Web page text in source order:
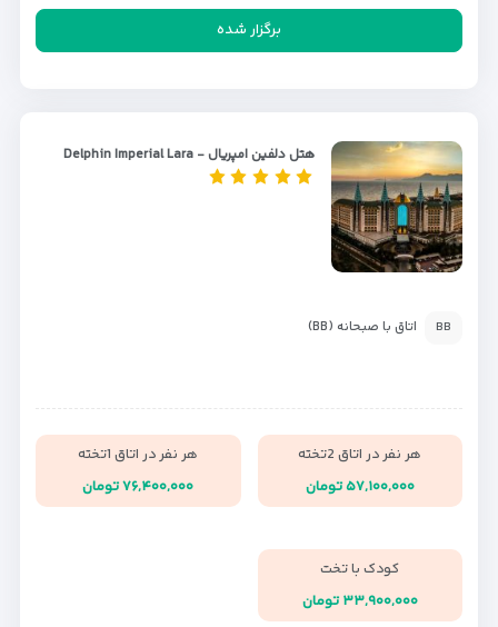
برگزار شده
هتل دلفین امپریال - Delphin Imperial Lara
BB اتاق با صبحانه (BB)
هر نفر در اتاق 2تخته
۵۷,۱۰۰,۰۰۰ تومان
هر نفر در اتاق 1تخته
۷۶,۴۰۰,۰۰۰ تومان
کودک با تخت
۳۳,۹۰۰,۰۰۰ تومان